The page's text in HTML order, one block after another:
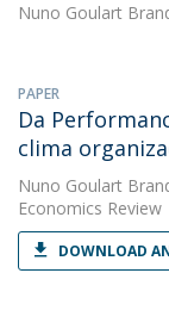
Nuno Goulart
PAPER
Da
clima
Nuno Goulart
Economics Review
DOWNLOAD